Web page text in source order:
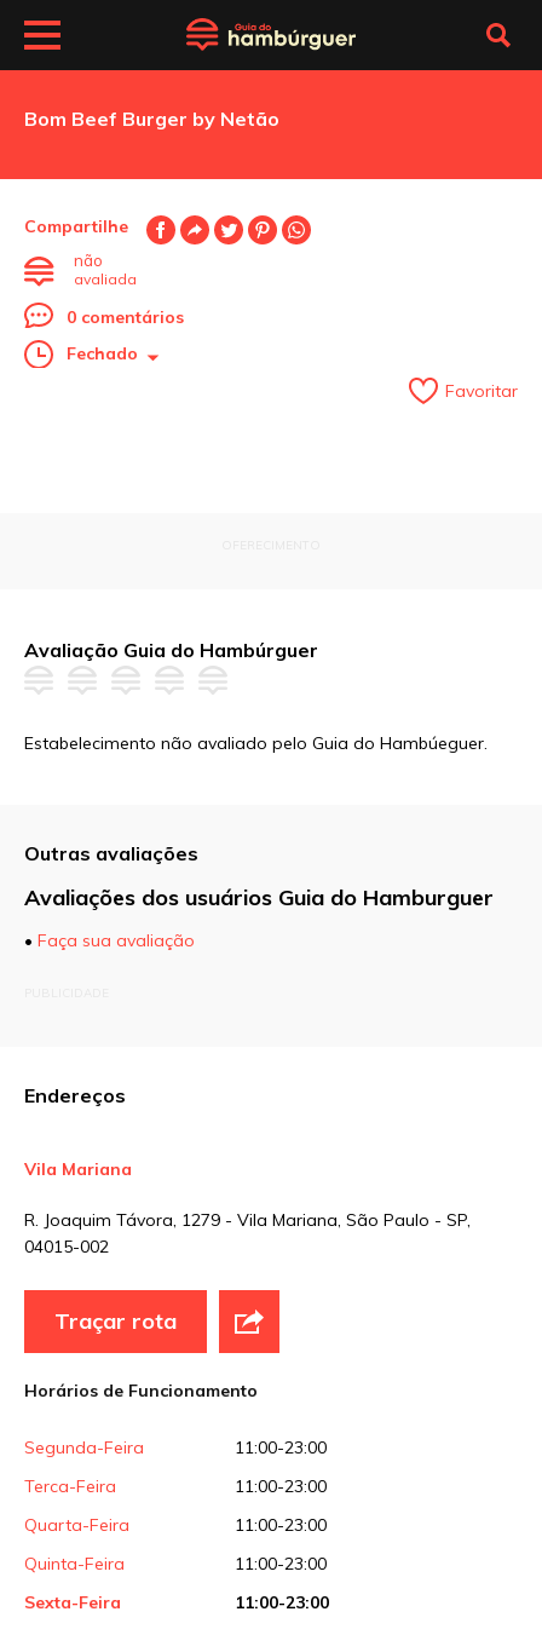
Bom Beef Burger by Netão
Compartilhe
não
avaliada
0 comentários
Fechado
Favoritar
Avaliação Guia do Hambúrguer
Estabelecimento não avaliado pelo Guia do Hambúeguer.
Outras avaliações
Avaliações dos usuários Guia do Hamburguer
• Faça sua avaliação
E-mail*
Sua avaliação
Endereços
Vila Mariana
R. Joaquim Távora, 1279 - Vila Mariana, São Paulo - SP,
04015-002
Traçar rota
Horários de Funcionamento
Segunda-Feira
11:00-23:00
Terca-Feira
11:00-23:00
Quarta-Feira
11:00-23:00
Quinta-Feira
11:00-23:00
Sexta-Feira
11:00-23:00